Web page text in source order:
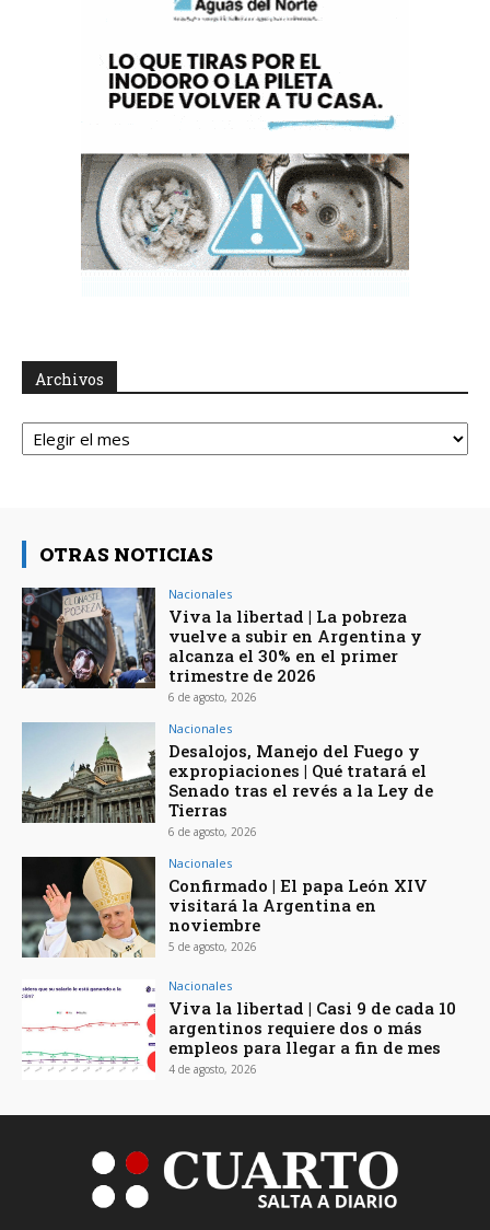
Archivos
Archivos
OTRAS NOTICIAS
Nacionales
Viva la libertad | La pobreza
vuelve a subir en Argentina y
alcanza el 30% en el primer
trimestre de 2026
6 de agosto, 2026
Nacionales
Desalojos, Manejo del Fuego y
expropiaciones | Qué tratará el
Senado tras el revés a la Ley de
Tierras
6 de agosto, 2026
Nacionales
Confirmado | El papa León XIV
visitará la Argentina en
noviembre
5 de agosto, 2026
Nacionales
Viva la libertad | Casi 9 de cada 10
argentinos requiere dos o más
empleos para llegar a fin de mes
4 de agosto, 2026